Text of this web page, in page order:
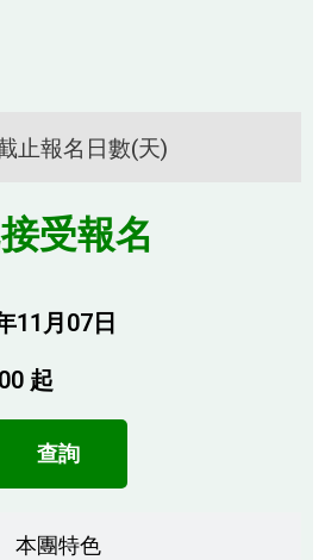
止報名日數(天)
受報名
11月07日
起
查詢
本團特色